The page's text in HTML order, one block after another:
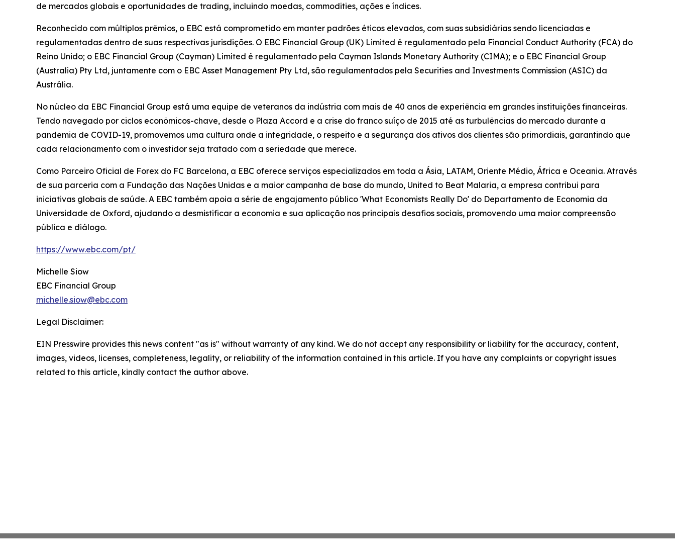
de mercados globais e oportunidades de trading, incluindo moedas, commodities, ações e índices.
Reconhecido com múltiplos prêmios, o EBC está comprometido em manter padrões éticos elevados, com suas subsidiárias sendo licenciadas e
regulamentadas dentro de suas respectivas jurisdições. O EBC Financial Group (UK) Limited é regulamentado pela Financial Conduct Authority (FCA) do
Reino Unido; o EBC Financial Group (Cayman) Limited é regulamentado pela Cayman Islands Monetary Authority (CIMA); e o EBC Financial Group
(Australia) Pty Ltd, juntamente com o EBC Asset Management Pty Ltd, são regulamentados pela Securities and Investments Commission (ASIC) da
Austrália.
No núcleo da EBC Financial Group está uma equipe de veteranos da indústria com mais de 40 anos de experiência em grandes instituições financeiras.
Tendo navegado por ciclos econômicos-chave, desde o Plaza Accord e a crise do franco suíço de 2015 até as turbulências do mercado durante a
pandemia de COVID-19, promovemos uma cultura onde a integridade, o respeito e a segurança dos ativos dos clientes são primordiais, garantindo que
cada relacionamento com o investidor seja tratado com a seriedade que merece.
Como Parceiro Oficial de Forex do FC Barcelona, a EBC oferece serviços especializados em toda a Ásia, LATAM, Oriente Médio, África e Oceania. Através
de sua parceria com a Fundação das Nações Unidas e a maior campanha de base do mundo, United to Beat Malaria, a empresa contribui para
iniciativas globais de saúde. A EBC também apoia a série de engajamento público 'What Economists Really Do' do Departamento de Economia da
Universidade de Oxford, ajudando a desmistificar a economia e sua aplicação nos principais desafios sociais, promovendo uma maior compreensão
pública e diálogo.
https://www.ebc.com/pt/
Michelle Siow
EBC Financial Group
michelle.siow@ebc.com
Legal Disclaimer:
EIN Presswire provides this news content "as is" without warranty of any kind. We do not accept any responsibility or liability for the accuracy, content,
images, videos, licenses, completeness, legality, or reliability of the information contained in this article. If you have any complaints or copyright issues
related to this article, kindly contact the author above.